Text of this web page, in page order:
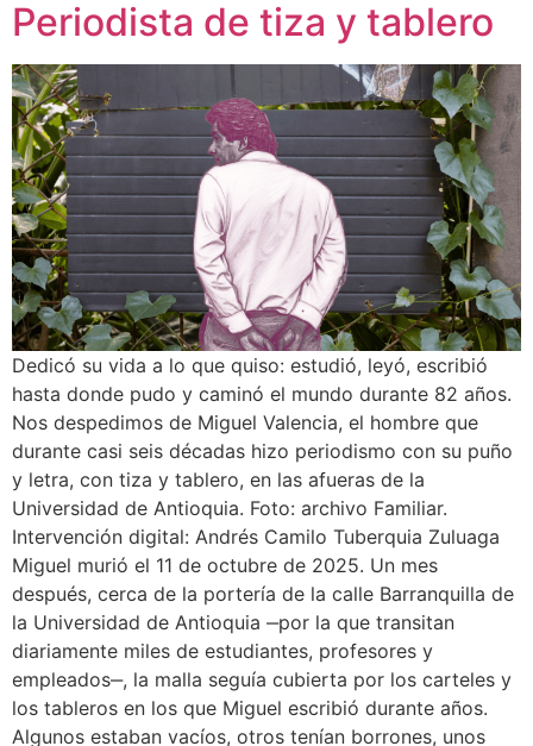
Periodista de tiza y tablero
Dedicó su vida a lo que quiso: estudió, leyó, escribió
hasta donde pudo y caminó el mundo durante 82 años.
Nos despedimos de Miguel Valencia, el hombre que
durante casi seis décadas hizo periodismo con su puño
y letra, con tiza y tablero, en las afueras de la
Universidad de Antioquia. Foto: archivo Familiar.
Intervención digital: Andrés Camilo Tuberquia Zuluaga
Miguel murió el 11 de octubre de 2025. Un mes
después, cerca de la portería de la calle Barranquilla de
la Universidad de Antioquia ‒por la que transitan
diariamente miles de estudiantes, profesores y
empleados‒, la malla seguía cubierta por los carteles y
los tableros en los que Miguel escribió durante años.
Algunos estaban vacíos, otros tenían borrones, unos